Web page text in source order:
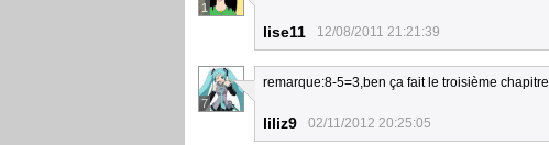
1
lise11 12/08/2011 21:21:39
7
remarque:8-5=3,ben ça fait le troisième chapitre
liliz9 02/11/2012 20:25:05